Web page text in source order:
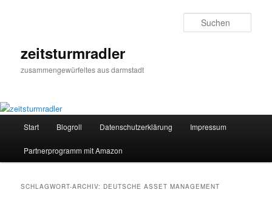
zeitsturmradler
zusammengewürfeltes aus darmstadt
Start Blogroll Datenschutzerklärung Impressum
Partnerprogramm mit Amazon
SCHLAGWORT-ARCHIV: DEUTSCHE ASSET MANAGEMENT